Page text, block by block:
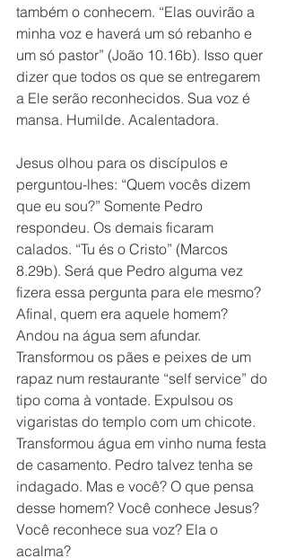
também o conhecem. “Elas ouvirão a
minha voz e haverá um só rebanho e
um só pastor” (João 10.16b). Isso quer
dizer que todos os que se entregarem
a Ele serão reconhecidos. Sua voz é
mansa. Humilde. Acalentadora.
Jesus olhou para os discípulos e
perguntou-lhes: “Quem vocês dizem
que eu sou?” Somente Pedro
respondeu. Os demais ficaram
calados. “Tu és o Cristo” (Marcos
8.29b). Será que Pedro alguma vez
fizera essa pergunta para ele mesmo?
Afinal, quem era aquele homem?
Andou na água sem afundar.
Transformou os pães e peixes de um
rapaz num restaurante “self service” do
tipo coma à vontade. Expulsou os
vigaristas do templo com um chicote.
Transformou água em vinho numa festa
de casamento. Pedro talvez tenha se
indagado. Mas e você? O que pensa
desse homem? Você conhece Jesus?
Você reconhece sua voz? Ela o
acalma?